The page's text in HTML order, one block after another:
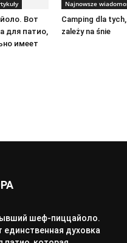
Вот
для патио,
имеет
Najnowsze
Camping dla
zależy na śnie
шеф-пиццайоло.
единственная духовка